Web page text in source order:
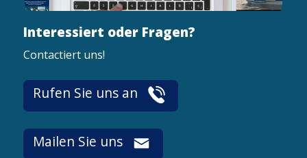
Interessiert oder Fragen?
Contactiert uns!
Rufen Sie uns an
Mailen Sie uns